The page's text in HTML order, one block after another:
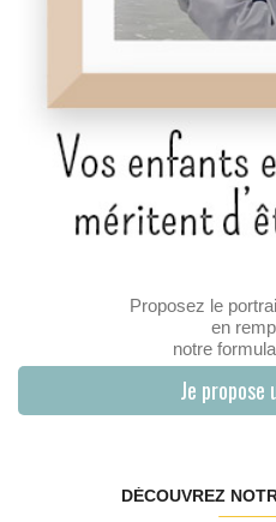
Proposez le
en
notre
Je
DÉCOUVREZ